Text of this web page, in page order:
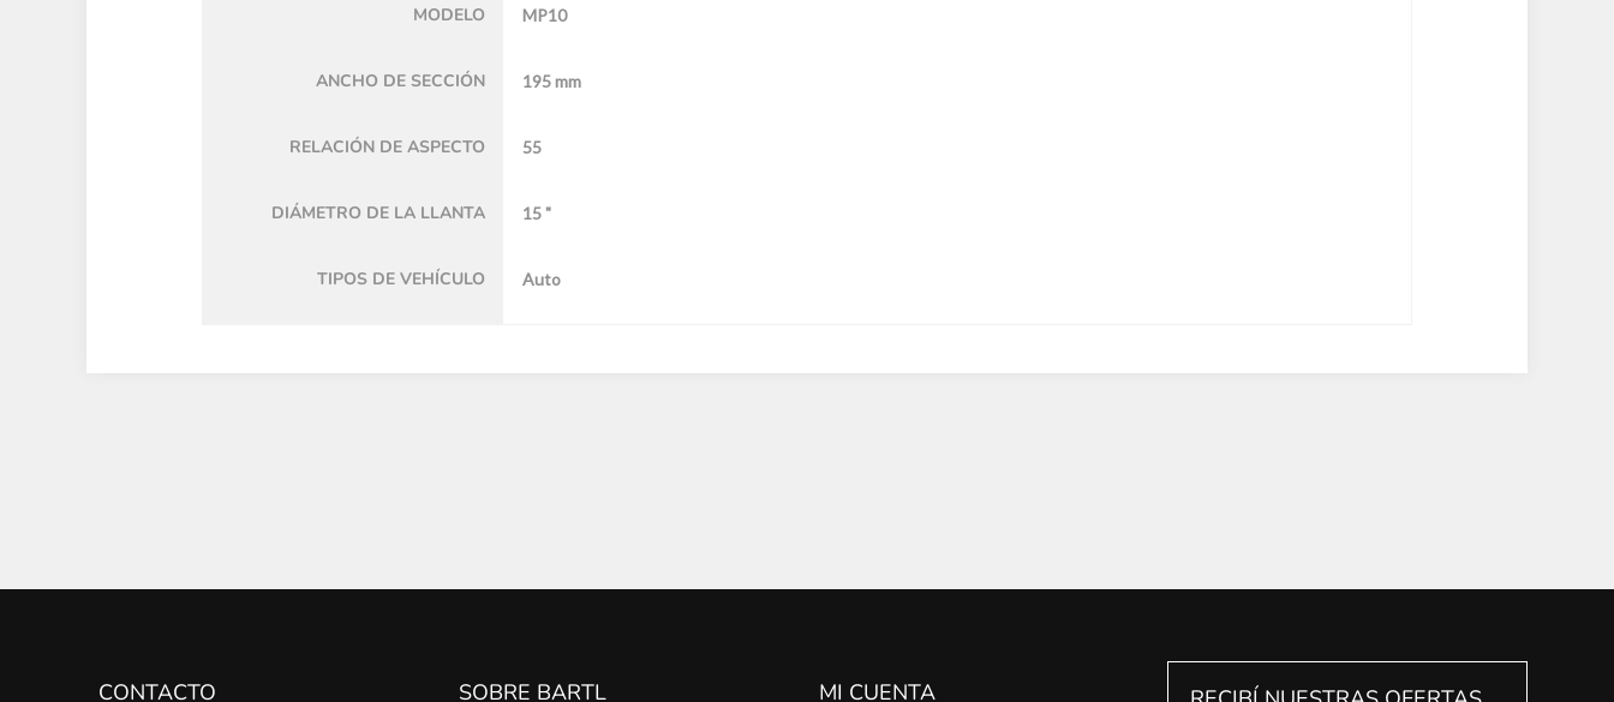
MODELO MP10
ANCHO DE SECCIÓN 195 mm
RELACIÓN DE ASPECTO 55
DIÁMETRO DE LA LLANTA 15 "
TIPOS DE VEHÍCULO Auto
CONTACTO SOBRE BARTL MI CUENTA